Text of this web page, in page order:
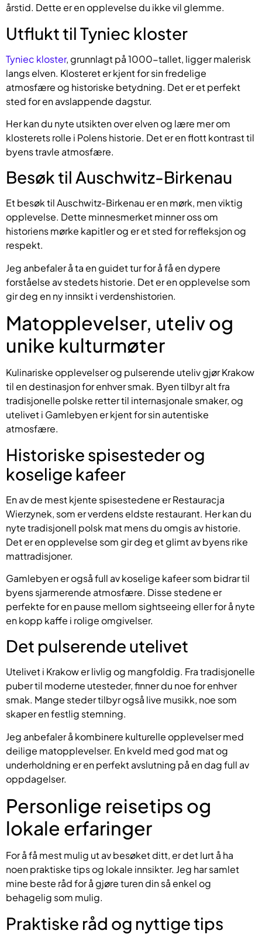
årstid. Dette er en opplevelse du ikke vil glemme.
Utflukt til Tyniec kloster
Tyniec kloster, grunnlagt på 1000-tallet, ligger malerisk
langs elven. Klosteret er kjent for sin fredelige
atmosfære og historiske betydning. Det er et perfekt
sted for en avslappende dagstur.
Her kan du nyte utsikten over elven og lære mer om
klosterets rolle i Polens historie. Det er en flott kontrast til
byens travle atmosfære.
Besøk til Auschwitz-Birkenau
Et besøk til Auschwitz-Birkenau er en mørk, men viktig
opplevelse. Dette minnesmerket minner oss om
historiens mørke kapitler og er et sted for refleksjon og
respekt.
Jeg anbefaler å ta en guidet tur for å få en dypere
forståelse av stedets historie. Det er en opplevelse som
gir deg en ny innsikt i verdenshistorien.
Matopplevelser, uteliv og
unike kulturmøter
Kulinariske opplevelser og pulserende uteliv gjør Krakow
til en destinasjon for enhver smak. Byen tilbyr alt fra
tradisjonelle polske retter til internasjonale smaker, og
utelivet i Gamlebyen er kjent for sin autentiske
atmosfære.
Historiske spisesteder og
koselige kafeer
En av de mest kjente spisestedene er Restauracja
Wierzynek, som er verdens eldste restaurant. Her kan du
nyte tradisjonell polsk mat mens du omgis av historie.
Det er en opplevelse som gir deg et glimt av byens rike
mattradisjoner.
Gamlebyen er også full av koselige kafeer som bidrar til
byens sjarmerende atmosfære. Disse stedene er
perfekte for en pause mellom sightseeing eller for å nyte
en kopp kaffe i rolige omgivelser.
Det pulserende utelivet
Utelivet i Krakow er livlig og mangfoldig. Fra tradisjonelle
puber til moderne utesteder, finner du noe for enhver
smak. Mange steder tilbyr også live musikk, noe som
skaper en festlig stemning.
Jeg anbefaler å kombinere kulturelle opplevelser med
deilige matopplevelser. En kveld med god mat og
underholdning er en perfekt avslutning på en dag full av
oppdagelser.
Personlige reisetips og
lokale erfaringer
For å få mest mulig ut av besøket ditt, er det lurt å ha
noen praktiske tips og lokale innsikter. Jeg har samlet
mine beste råd for å gjøre turen din så enkel og
behagelig som mulig.
Praktiske råd og nyttige tips